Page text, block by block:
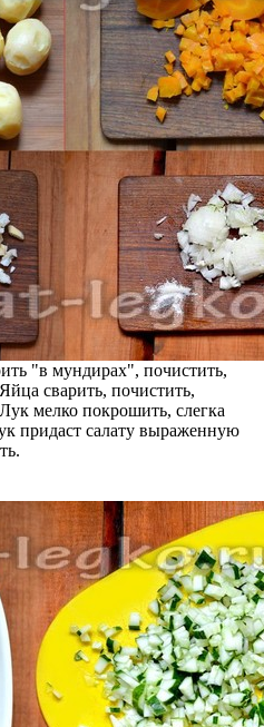
"в мундирах", почистить,
сварить, почистить,
мелко покрошить, слегка
придаст салату выраженную